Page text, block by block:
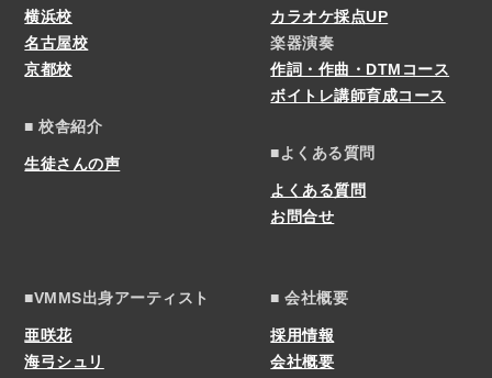
横浜校
名古屋校
京都校
■ 校舎紹介
生徒さんの声
カラオケ採点UP
楽器演奏
作詞・作曲・DTMコース
ボイトレ講師育成コース
■よくある質問
よくある質問
お問合せ
■VMMS出身アーティスト
亜咲花
海弓シュリ
■ 会社概要
採用情報
会社概要